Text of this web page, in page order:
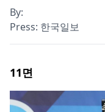
By:
Press: 한국일보
11면